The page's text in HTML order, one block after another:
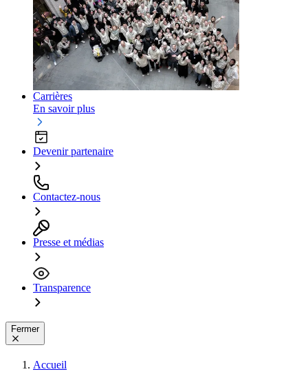
Carrières
En savoir plus
Devenir partenaire
Contactez-nous
Presse et médias
Transparence
Fermer
Accueil